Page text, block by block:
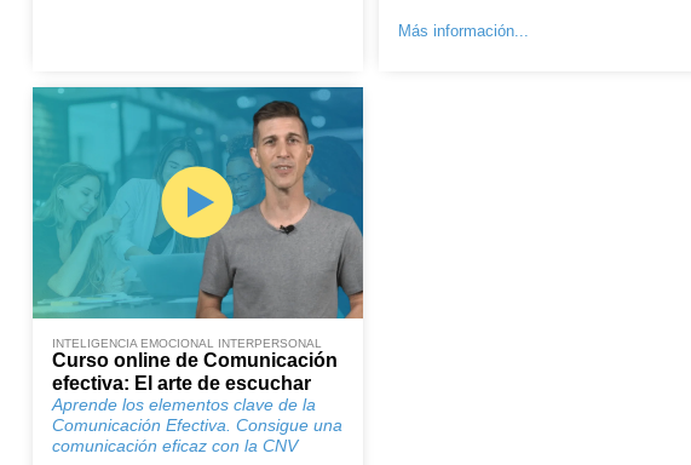
Más información...
INTELIGENCIA EMOCIONAL INTERPERSONAL
Curso online de Comunicación
efectiva: El arte de escuchar
Aprende los elementos clave de la
Comunicación Efectiva. Consigue una
comunicación eficaz con la CNV